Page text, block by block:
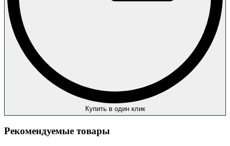
Купить в один клик
Рекомендуемые товары